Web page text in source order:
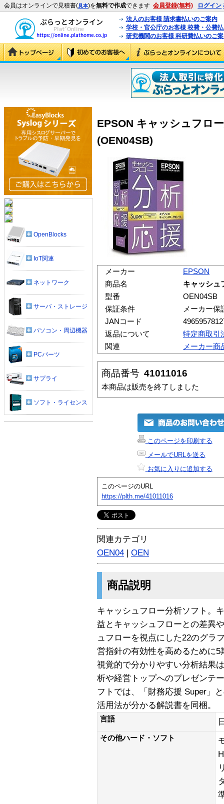
会員はオンラインで見積書(見本)を無料で作成できます 会員登録(無料) ログイン
法人のお客様 請求書払いのご案内
学校・官公庁のお客様 校費・公費
研究機関のお客様 科研費払いのご
EPSON キャッシュフロ
(OEN04SB)
メーカー
EPSON
商品名
キャッシュ
型番
OEN04SB
保証条件
メーカー保
JANコード
返品について
特定商取引
関連
メーカー商
商品番号 41011016
本商品は販売を終了しました
このページを印刷する
メールでURLを送る
お気に入りに追加する
このページのURL
https://plth.me/41011016
関連カテゴリ
OEN04 | OEN
商品説明
キャッシュフロー分析ソフト。
益とキャッシュフローとの差異
ュフローを視点にした22のグラ
営指針の有効性を高めるために
視覚的で分かりやすい分析結果
析や経営トップへのプレゼンテ
フトでは、「財務応援 Super」
活用法が分かる解説書を同梱。
言語
その他ハード・ソフト
OpenBlocks
IoT関連
ネットワーク
サーバ・ストレージ
パソコン・周辺機器
PCパーツ
サプライ
ソフト・ライセンス